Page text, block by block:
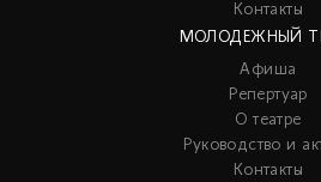
Контакты
МОЛОДЕЖНЫЙ
Афиша
Репертуар
О театре
Руководство и
Контакты